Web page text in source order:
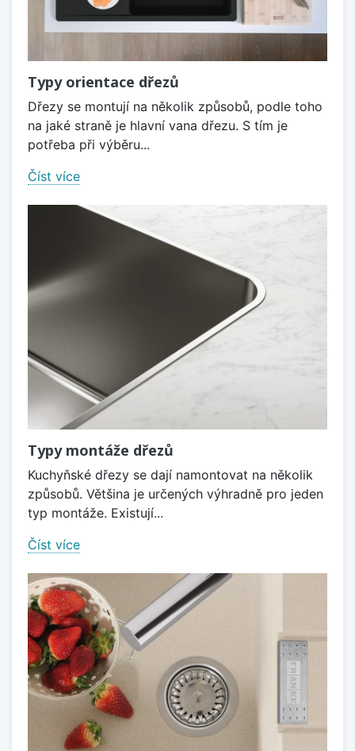
Typy orientace dřezů
Dřezy se montují na několik způsobů, podle toho
na jaké straně je hlavní vana dřezu. S tím je
potřeba při výběru...
Číst více
Typy montáže dřezů
Kuchyňské dřezy se dají namontovat na několik
způsobů. Většina je určených výhradně pro jeden
typ montáže. Existují...
Číst více